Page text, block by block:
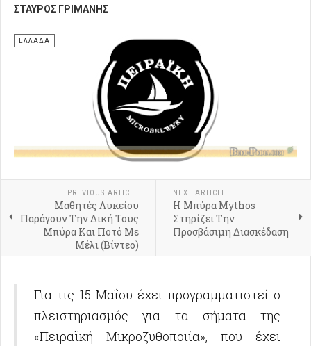
ΣΤΑΎΡΟΣ ΓΡΙΜΆΝΗΣ
ΕΛΛΑΔΑ
PREVIOUS ARTICLE
Μαθητές Λυκείου
Παράγουν Την Δική Τους
Μπύρα Και Ποτό Με
Μέλι (Βίντεο)
NEXT ARTICLE
Η Μπύρα Mythos
Στηρίζει Την
Προσβάσιμη Διασκέδαση
Για τις 15 Μαΐου έχει προγραμματιστεί ο
πλειστηριασμός για τα σήματα της
«Πειραϊκή Μικροζυθοποιία», που έχει